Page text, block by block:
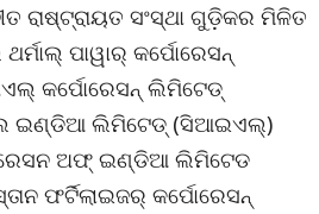
ରାଷ୍ଟ୍ରାୟତ ସଂସ୍ଥା ଗୁଡ଼ିକର ମିଳିତ
ପାୱାର୍ କର୍ପୋରେସନ୍
କର୍ପୋରେସନ୍ ଲିମିଟେଡ୍
ଇଣ୍ଡିଆ ଲିମିଟେଡ୍ (ସିଆଇଏଲ୍)
ଅଫ୍ ଇଣ୍ଡିଆ ଲିମିଟେଡ
ଫର୍ଟିଲାଇଜର୍ କର୍ପୋରେସନ୍